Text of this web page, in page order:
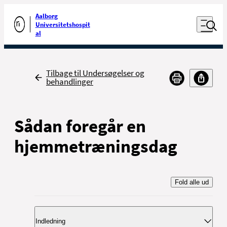
Gå til forsiden
Aalborg
Universitetshospit
al
Åben
Udfør søgning
Tilbage
Tilbage til Undersøgelser og
behandlinger
Sådan foregår en
hjemmetræningsdag
Fold alle ud
Indledning